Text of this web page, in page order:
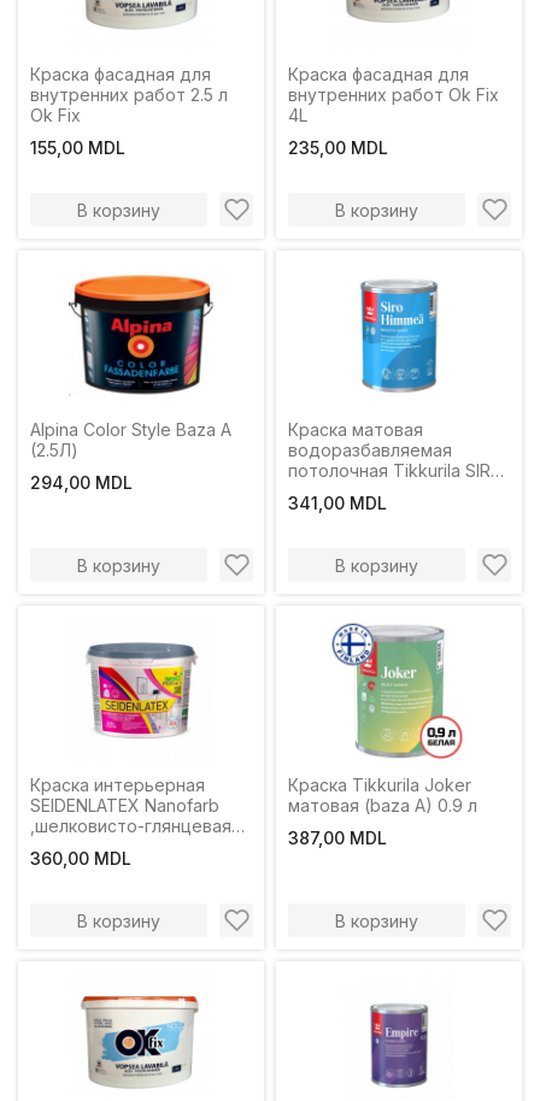
Краска фасадная для
внутренних работ 2.5 л
Ok Fix
155,00 MDL
В корзину
Краска фасадная для
внутренних работ Ok Fix
4L
235,00 MDL
В корзину
Alpina Color Style Baza A
(2.5Л)
294,00 MDL
В корзину
Краска матовая
водоразбавляемая
потолочная Tikkurila SIRO
341,00 MDL
В корзину
Краска интерьерная
SEIDENLATEX Nanofarb
,шелковисто-глянцевая
360,00 MDL
В корзину
Краска Tikkurila Joker
матовая (baza A) 0.9 л
387,00 MDL
В корзину